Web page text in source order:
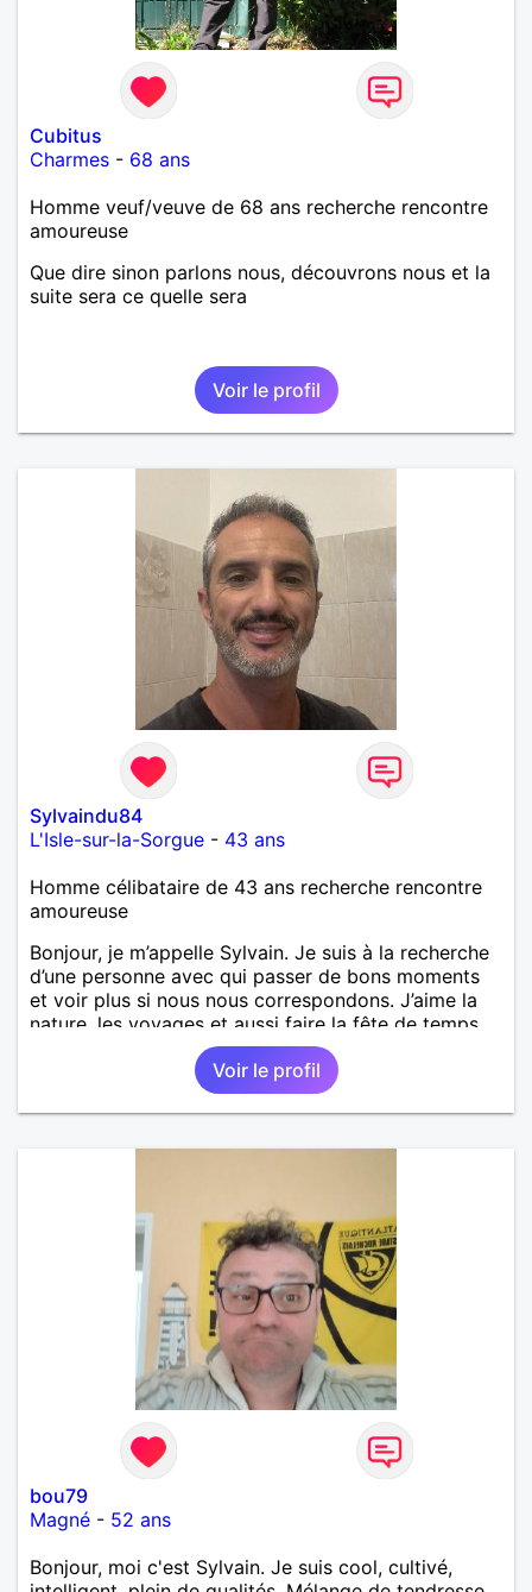
Cubitus
Charmes - 68 ans
Homme veuf/veuve de 68 ans recherche rencontre
amoureuse
Que dire sinon parlons nous, découvrons nous et la
suite sera ce quelle sera
Voir le profil
Sylvaindu84
L'Isle-sur-la-Sorgue - 43 ans
Homme célibataire de 43 ans recherche rencontre
amoureuse
Bonjour, je m’appelle Sylvain. Je suis à la recherche
d’une personne avec qui passer de bons moments
et voir plus si nous nous correspondons. J’aime la
nature, les voyages et aussi faire la fête de temps
en temps ;-)Je suis papa d’un petit garçon de 7 ans
dont je m’occupe en garde alternée. J’aime à peu
près tous les styles de musique. (Oui je suis pas
trop fan de Jul). Je fais du sport pour garder la
Voir le profil
bou79
Magné - 52 ans
Bonjour, moi c'est Sylvain. Je suis cool, cultivé,